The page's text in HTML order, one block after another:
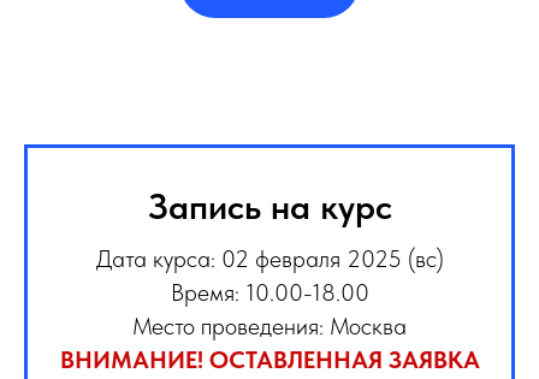
Запись на курс
Дата курса: 02 февраля 2025 (вс)
Время: 10.00-18.00
Место проведения: Москва
ВНИМАНИЕ! ОСТАВЛЕННАЯ ЗАЯВКА